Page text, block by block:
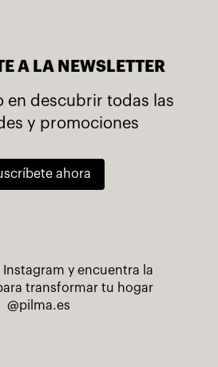
A LA NEWSLETTER
en descubrir todas las
y promociones
ahora
Instagram y encuentra la
transformar tu hogar
@pilma.es